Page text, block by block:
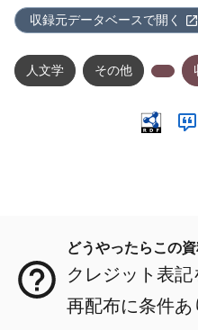
収録元データベースで開く
人文学 その他
どうやったらこの
クレジット表記
再配布に条件あ